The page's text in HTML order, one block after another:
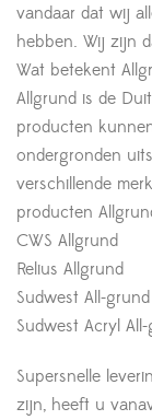
vandaar dat wij
hebben. Wij zijn
Wat betekent
Allgrund is de
producten
ondergronden
verschillende
producten
CWS Allgrund
Relius Allgrund
Sudwest All-grund
Sudwest Acryl
Supersnelle
zijn, heeft u